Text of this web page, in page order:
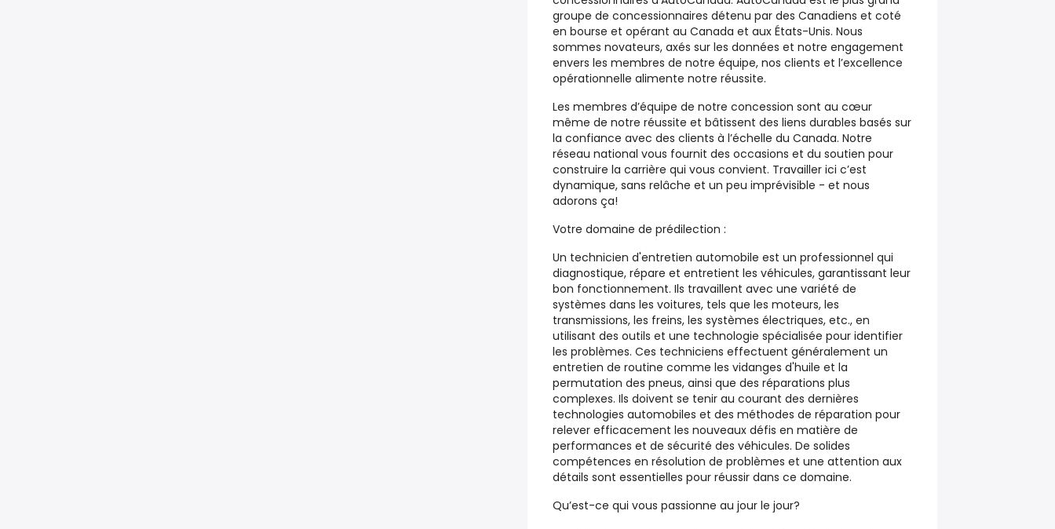
groupe de concessionnaires détenu par des Canadiens et coté
en bourse et opérant au Canada et aux États-Unis. Nous
sommes novateurs, axés sur les données et notre engagement
envers les membres de notre équipe, nos clients et l’excellence
opérationnelle alimente notre réussite.
Les membres d’équipe de notre concession sont au cœur
même de notre réussite et bâtissent des liens durables basés sur
la confiance avec des clients à l’échelle du Canada. Notre
réseau national vous fournit des occasions et du soutien pour
construire la carrière qui vous convient. Travailler ici c’est
dynamique, sans relâche et un peu imprévisible - et nous
adorons ça!
Votre domaine de prédilection :
Un technicien d'entretien automobile est un professionnel qui
diagnostique, répare et entretient les véhicules, garantissant leur
bon fonctionnement. Ils travaillent avec une variété de
systèmes dans les voitures, tels que les moteurs, les
transmissions, les freins, les systèmes électriques, etc., en
utilisant des outils et une technologie spécialisée pour identifier
les problèmes. Ces techniciens effectuent généralement un
entretien de routine comme les vidanges d'huile et la
permutation des pneus, ainsi que des réparations plus
complexes. Ils doivent se tenir au courant des dernières
technologies automobiles et des méthodes de réparation pour
relever efficacement les nouveaux défis en matière de
performances et de sécurité des véhicules. De solides
compétences en résolution de problèmes et une attention aux
détails sont essentielles pour réussir dans ce domaine.
Qu’est-ce qui vous passionne au jour le jour?